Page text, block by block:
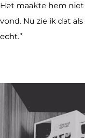
Het maakte hem
vond. Nu zie ik dat
echt.”